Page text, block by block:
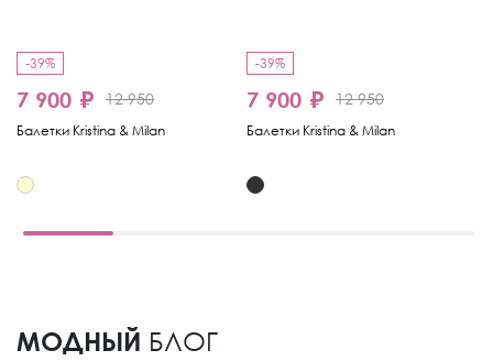
-39%
7 900 ₽ 12 950
Балетки Kristina & Milan
-39%
7 900 ₽ 12 950
Балетки Kristina & Milan
МОДНЫЙ БЛОГ